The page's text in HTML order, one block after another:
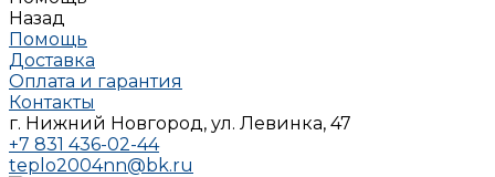
Назад
Помощь
Доставка
Оплата и гарантия
Контакты
г. Нижний Новгород, ул. Левинка, 47
+7 831 436-02-44
teplo2004nn@bk.ru